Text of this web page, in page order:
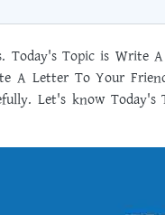
Today's Topic is
A Letter To Your
Let's know